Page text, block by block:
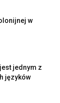
w
jednym z
języków